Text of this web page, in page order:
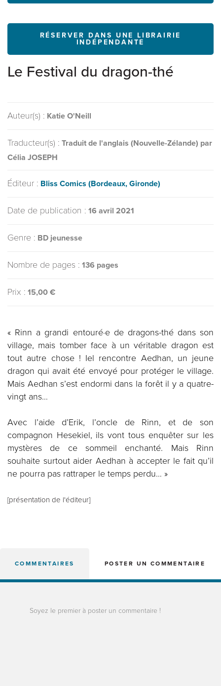
RÉSERVER DANS UNE LIBRAIRIE
INDÉPENDANTE
Le Festival du dragon-thé
Auteur(s) : Katie O'Neill
Traducteur(s) : Traduit de l'anglais (Nouvelle-Zélande) par
Célia JOSEPH
Éditeur : Bliss Comics (Bordeaux, Gironde)
Date de publication : 16 avril 2021
Genre : BD jeunesse
Nombre de pages : 136 pages
Prix : 15,00 €
« Rinn a grandi entouré·e de dragons-thé dans son
village, mais tomber face à un véritable dragon est
tout autre chose ! Iel rencontre Aedhan, un jeune
dragon qui avait été envoyé pour protéger le village.
Mais Aedhan s’est endormi dans la forêt il y a quatre-
vingt ans…
Avec l’aide d’Erik, l’oncle de Rinn, et de son
compagnon Hesekiel, ils vont tous enquêter sur les
mystères de ce sommeil enchanté. Mais Rinn
souhaite surtout aider Aedhan à accepter le fait qu’il
ne pourra pas rattraper le temps perdu… »
[présentation de l'éditeur]
COMMENTAIRES POSTER UN COMMENTAIRE
Soyez le premier à poster un commentaire !